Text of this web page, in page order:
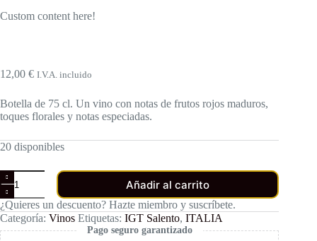
Custom content here!
12,00 € I.V.A. incluido
Botella de 75 cl. Un vino con notas de frutos rojos maduros,
toques florales y notas especiadas.
20 disponibles
San
Marco
Primitivo
Duepalme
cantidad
Añadir al carrito
¿Quieres un descuento? Hazte miembro y suscríbete.
Categoría: Vinos Etiquetas: IGT Salento, ITALIA
Pago seguro garantizado